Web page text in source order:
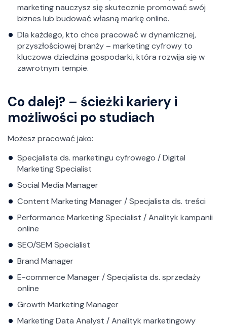
marketing nauczysz się skutecznie promować swój
biznes lub budować własną markę online.
Dla każdego, kto chce pracować w dynamicznej,
przyszłościowej branży – marketing cyfrowy to
kluczowa dziedzina gospodarki, która rozwija się w
zawrotnym tempie.
Co dalej? – ścieżki kariery i
możliwości po studiach
Możesz pracować jako:
Specjalista ds. marketingu cyfrowego / Digital
Marketing Specialist
Social Media Manager
Content Marketing Manager / Specjalista ds. treści
Performance Marketing Specialist / Analityk kampanii
online
SEO/SEM Specialist
Brand Manager
E-commerce Manager / Specjalista ds. sprzedaży
online
Growth Marketing Manager
Marketing Data Analyst / Analityk marketingowy